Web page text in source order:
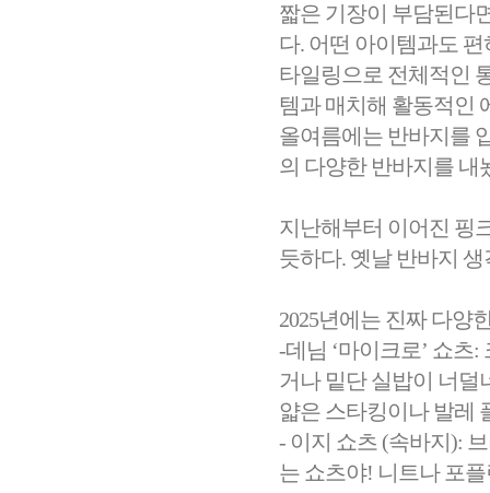
짧은 기장이 부담된다
다. 어떤 아이템과도
타일링으로 전체적인
템과 매치해 활동적인
올여름에는 반바지를
의 다양한 반바지를 내
지난해부터 이어진 핑
듯하다. 옛날 반바지
2025년에는 진짜 다양
-데님 ‘마이크로’ 쇼츠
거나 밑단 실밥이 너덜
얇은 스타킹이나 발레
- 이지 쇼츠 (속바지):
는 쇼츠야! 니트나 포